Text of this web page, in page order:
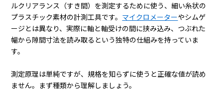
ルクリアランス（すき間）を測定するために使う、細い糸状の
プラスチック素材の計測工具です。 マイクロメーターやシムゲ
ージとは異なり、実際に軸と軸受けの間に挟み込み、つぶれた
幅から隙間寸法を読み取るという独特の仕組みを持っていま
す。
測定原理は単純ですが、規格を知らずに使うと正確な値が読め
ません。まず種類から理解しましょう。